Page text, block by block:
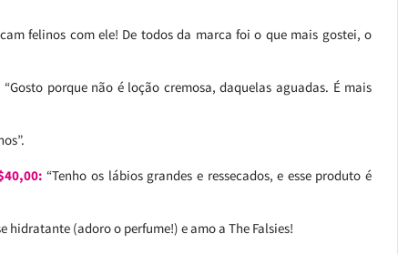
felinos com ele! De todos da marca foi o que mais gostei, o
“Gosto porque não é loção cremosa, daquelas aguadas. É mais
“Tenho os lábios grandes e ressecados, e esse produto é
(adoro o perfume!) e amo a The Falsies!